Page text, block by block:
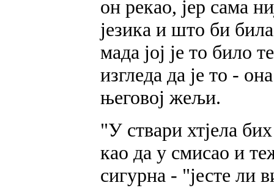
он рекао, јер сама
језика и што би
мада јој је то било
изгледа да је то -
његовој жељи.
"У ствари хтјела
као да у смисао и
сигурна - "јесте